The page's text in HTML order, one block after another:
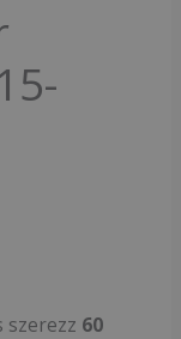
szerezz 60